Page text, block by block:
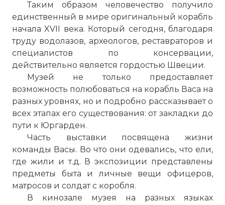
Таким образом человечество получило
единственный в мире оригинальный корабль
начала XVII века. Который сегодня, благодаря
труду водолазов, археологов, реставраторов и
специалистов по консервации,
действительно является гордостью Швеции.
Музей не только предоставляет
возможность полюбоваться на корабль Васа на
разных уровнях, но и подробно рассказывает о
всех этапах его существования: от закладки до
пути к Юргарден.
Часть выставки посвящена жизни
команды Васы. Во что они одевались, что ели,
где жили и т.д. В экспозиции представлены
предметы быта и личные вещи офицеров,
матросов и солдат с коробля.
В кинозале музея на разных языках
☓